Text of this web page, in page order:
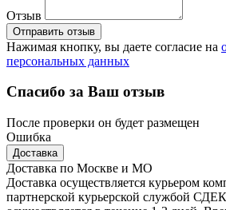
Отзыв
Отправить отзыв
Нажимая кнопку, вы даете согласие на
персональных данных
Спасибо за Ваш отзыв
После проверки он будет размещен
Ошибка
Доставка
Доставка по Москве и МО
Доставка осуществляется курьером
партнерской курьерской службой